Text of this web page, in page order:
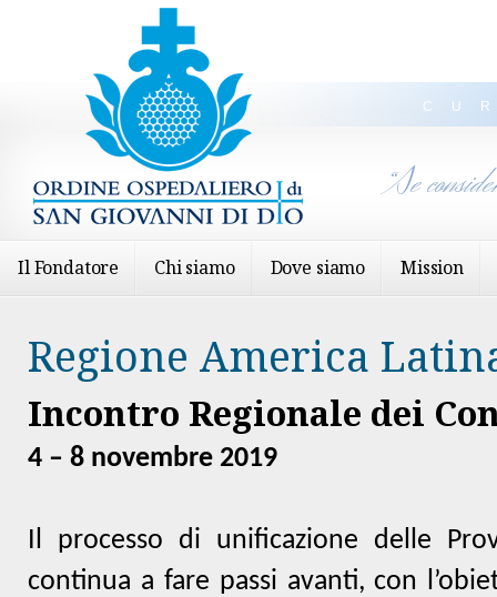
Il Fondatore Chi siamo Dove siamo Mission
“Se
Regione America
Incontro Regionale dei
4 – 8 novembre 2019
Il processo di unificazione delle
continua a fare passi avanti, con